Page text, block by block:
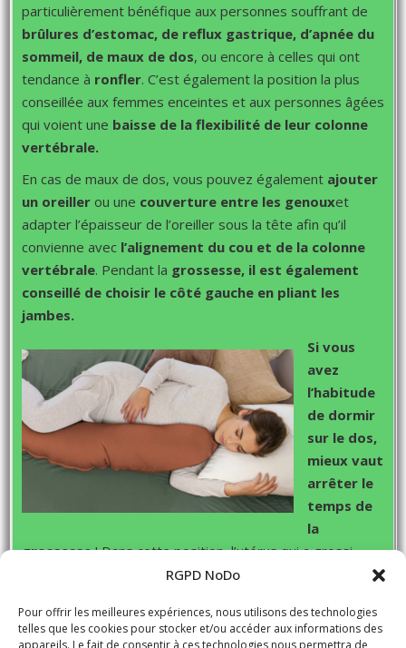
RGPD NoDo
Pour offrir les meilleures expériences, nous utilisons des technologies
telles que les cookies pour stocker et/ou accéder aux informations des
appareils. Le fait de consentir à ces technologies nous permettra de
particulièrement bénéfique aux personnes souffrant de
brûlures d’estomac, de reflux gastrique, d’apnée du
sommeil, de maux de dos, ou encore à celles qui ont
tendance à ronfler. C’est également la position la plus
conseillée aux femmes enceintes et aux personnes âgées
qui voient une baisse de la flexibilité de leur colonne
vertébrale.
En cas de maux de dos, vous pouvez également ajouter
un oreiller ou une couverture entre les genouxet
adapter l’épaisseur de l’oreiller sous la tête afin qu’il
convienne avec l’alignement du cou et de la colonne
vertébrale. Pendant la grossesse, il est également
conseillé de choisir le côté gauche en pliant les
jambes.
Si vous
avez
l’habitude
de dormir
sur le dos,
mieux vaut
arrêter le
temps de
la
grossesse! Dans cette position, l’utérus qui a grossi
vient écraser la veine cave. Le débit sanguin remontant
de malaise vagal.